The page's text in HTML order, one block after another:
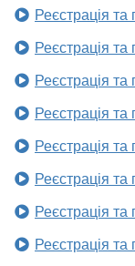
Реєстрація
Реєстрація
Реєстрація
Реєстрація
Реєстрація
Реєстрація
Реєстрація
Реєстрація